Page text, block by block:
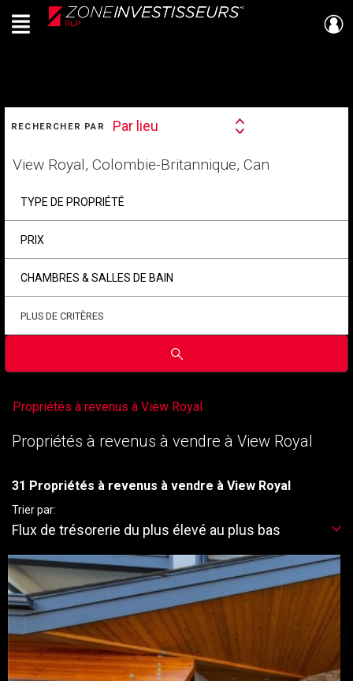
Live
En Direct
Menu
RECHERCHER PAR
Search
Par lieu
votre
TYPE DE PROPRIÉTÉ
PRIX
CHAMBRES & SALLES DE BAIN
PLUS DE CRITÈRES
Soumettre
Propriétés à revenus à View Royal
Propriétés à revenus à vendre à View Royal
31 Propriétés à revenus à vendre à View Royal
Trier par:
Flux de trésorerie du plus élevé au plus bas